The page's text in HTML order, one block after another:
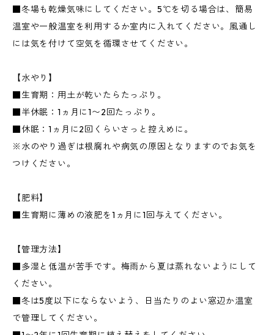
■冬場も乾燥気味にしてください。5℃を切る場合は、簡易
温室や一般温室を利用するか室内に入れてください。風通し
には気を付けて空気を循環させてください。
【水やり】
■生育期：用土が乾いたらたっぷり。
■半休眠：1ヵ月に1〜2回たっぷり。
■休眠：1ヵ月に2回くらいさっと控えめに。
※水のやり過ぎは根腐れや病気の原因となりますのでお気を
つけください。
【肥料】
■生育期に薄めの液肥を1ヵ月に1回与えてください。
【管理方法】
■多湿と低温が苦手です。梅雨から夏は蒸れないようにして
ください。
■冬は5度以下にならないよう、日当たりのよい窓辺か温室
で管理してください。